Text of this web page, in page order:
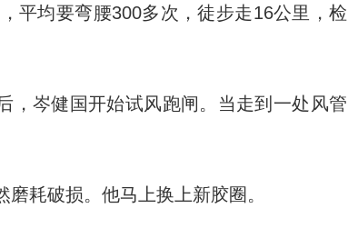
平均要弯腰300多次，徒步走16公里，检
岑健国开始试风跑闸。当走到一处风管
耗破损。他马上换上新胶圈。